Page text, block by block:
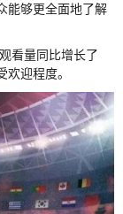
能够更全面地了解
看量同比增长了
迎程度。